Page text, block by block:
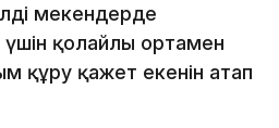
мекендерде
қолайлы ортамен
құру қажет екенін атап